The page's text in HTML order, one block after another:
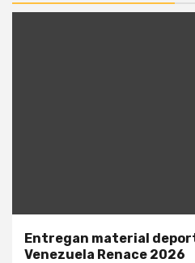
Entregan material
Venezuela Renace 2026